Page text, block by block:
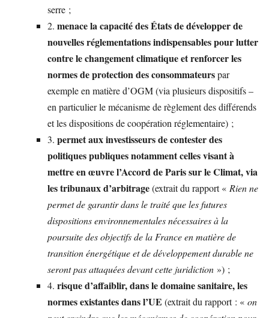
serre ;
2. menace la capacité des États de développer de
nouvelles réglementations indispensables pour lutter
contre le changement climatique et renforcer les
normes de protection des consommateurspar
exemple en matière d’OGM (via plusieurs dispositifs –
en particulier le mécanisme de règlement des différends
et les dispositions de coopération réglementaire) ;
3. permet aux investisseurs de contester des
politiques publiques notamment celles visant à
mettre en œuvre l’Accord de Paris sur le Climat, via
les tribunaux d’arbitrage(extrait du rapport « Rien ne
permet de garantir dans le traité que les futures
dispositions environnementales nécessaires à la
poursuite des objectifs de la France en matière de
transition énergétique et de développement durable ne
seront pas attaquées devant cette juridiction ») ;
4. risque d’affaiblir, dans le domaine sanitaire, les
normes existantes dans l’UE (extrait du rapport : « on